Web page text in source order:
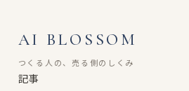
AI BLOSSOM
つくる人の、売る側のしくみ
記事